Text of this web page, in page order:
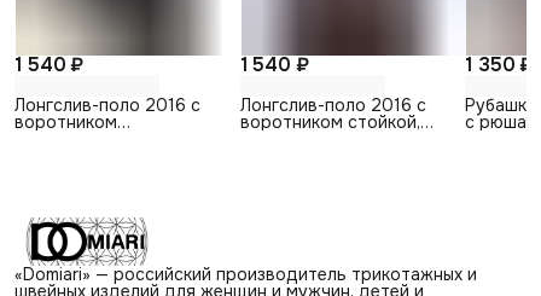
1 540 ₽
Лонгслив-поло 2016 с
воротником
1 540 ₽
Лонгслив-поло 2016 с
воротником стойкой,
1 350 ₽
с
«Domiari» — российский производитель трикотажных и
швейных изделий для женщин и мужчин, детей и